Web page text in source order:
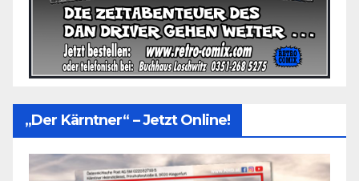
„Der Kärntner“ – Jetzt Online!